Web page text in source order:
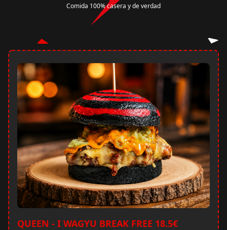
Comida 100% casera y de verdad
QUEEN - I WAGYU BREAK FREE 18.5€